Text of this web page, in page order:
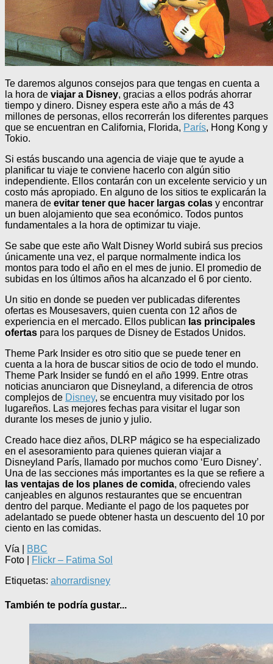
Te daremos algunos consejos para que tengas en cuenta a
la hora de viajar a Disney, gracias a ellos podrás ahorrar
tiempo y dinero. Disney espera este año a más de 43
millones de personas, ellos recorrerán los diferentes parques
que se encuentran en California, Florida, París, Hong Kong y
Tokio.
Si estás buscando una agencia de viaje que te ayude a
planificar tu viaje te conviene hacerlo con algún sitio
independiente. Ellos contarán con un excelente servicio y un
costo más apropiado. En alguno de los sitios te explicarán la
manera de evitar tener que hacer largas colas y encontrar
un buen alojamiento que sea económico. Todos puntos
fundamentales a la hora de optimizar tu viaje.
Se sabe que este año Walt Disney World subirá sus precios
únicamente una vez, el parque normalmente indica los
montos para todo el año en el mes de junio. El promedio de
subidas en los últimos años ha alcanzado el 6 por ciento.
Un sitio en donde se pueden ver publicadas diferentes
ofertas es Mousesavers, quien cuenta con 12 años de
experiencia en el mercado. Ellos publican las principales
ofertas para los parques de Disney de Estados Unidos.
Theme Park Insider es otro sitio que se puede tener en
cuenta a la hora de buscar sitios de ocio de todo el mundo.
Theme Park Insider se fundó en el año 1999. Entre otras
noticias anunciaron que Disneyland, a diferencia de otros
complejos de Disney, se encuentra muy visitado por los
lugareños. Las mejores fechas para visitar el lugar son
durante los meses de junio y julio.
Creado hace diez años, DLRP mágico se ha especializado
en el asesoramiento para quienes quieran viajar a
Disneyland París, llamado por muchos como ‘Euro Disney’.
Una de las secciones más importantes es la que se refiere a
las ventajas de los planes de comida, ofreciendo vales
canjeables en algunos restaurantes que se encuentran
dentro del parque. Mediante el pago de los paquetes por
adelantado se puede obtener hasta un descuento del 10 por
ciento en las comidas.
Vía |
BBC
Foto |
Flickr – Fatima Sol
Etiquetas: ahorrardisney
También te podría gustar...